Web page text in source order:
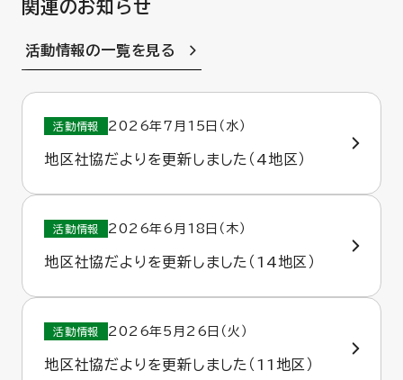
関連のお知らせ
活動情報の一覧を見る
活動情報 2026年7月15日（水）
地区社協だよりを更新しました（4地区）
活動情報 2026年6月18日（木）
地区社協だよりを更新しました（14地区）
活動情報 2026年5月26日（火）
地区社協だよりを更新しました（11地区）